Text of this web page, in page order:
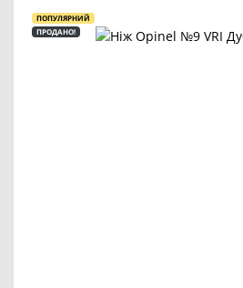
ПОПУЛЯРНИЙ
ПРОДАНО!